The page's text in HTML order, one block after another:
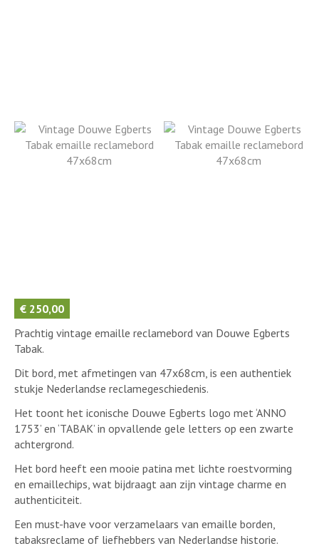
€ 250,00
Prachtig vintage emaille reclamebord van Douwe Egberts
Tabak.
Dit bord, met afmetingen van 47x68cm, is een authentiek
stukje Nederlandse reclamegeschiedenis.
Het toont het iconische Douwe Egberts logo met ‘ANNO
1753’ en ‘TABAK’ in opvallende gele letters op een zwarte
achtergrond.
Het bord heeft een mooie patina met lichte roestvorming
en emaillechips, wat bijdraagt aan zijn vintage charme en
authenticiteit.
Een must-have voor verzamelaars van emaille borden,
tabaksreclame of liefhebbers van Nederlandse historie.